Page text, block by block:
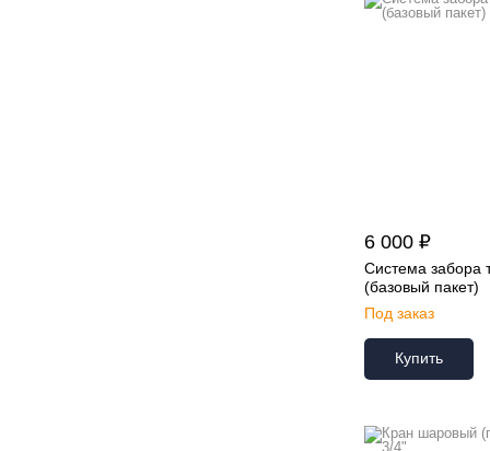
6 000 ₽
Система забора
(базовый пакет)
Под заказ
Купить